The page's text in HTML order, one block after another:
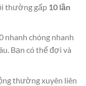
thường gấp 10 lần
nhanh chóng nhanh
Bạn có thể đợi và
thường xuyên liên